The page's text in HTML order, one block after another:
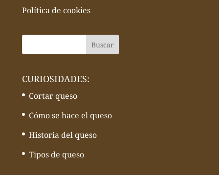
Política de cookies
CURIOSIDADES:
Cortar queso
Cómo se hace el queso
Historia del queso
Tipos de queso